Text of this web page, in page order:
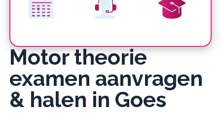
Motor theorie
examen aanvragen
& halen in Goes